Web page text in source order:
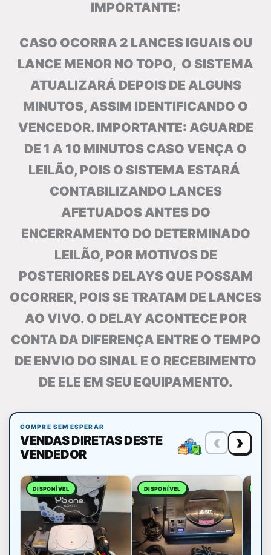
IMPORTANTE:
CASO OCORRA 2 LANCES IGUAIS OU
LANCE MENOR NO TOPO, O SISTEMA
ATUALIZARÁ DEPOIS DE ALGUNS
MINUTOS, ASSIM IDENTIFICANDO O
VENCEDOR. IMPORTANTE: AGUARDE
DE 1 A 10 MINUTOS CASO VENÇA O
LEILÃO, POIS O SISTEMA ESTARÁ
CONTABILIZANDO LANCES
AFETUADOS ANTES DO
ENCERRAMENTO DO DETERMINADO
LEILÃO, POR MOTIVOS DE
POSTERIORES DELAYS QUE POSSAM
OCORRER, POIS SE TRATAM DE LANCES
AO VIVO. O DELAY ACONTECE POR
CONTA DA DIFERENÇA ENTRE O TEMPO
DE ENVIO DO SINAL E O RECEBIMENTO
DE ELE EM SEU EQUIPAMENTO.
COMPRE SEM ESPERAR
VENDAS DIRETAS DESTE
VENDEDOR
‹ ›
DISPONÍVEL DISPONÍVEL